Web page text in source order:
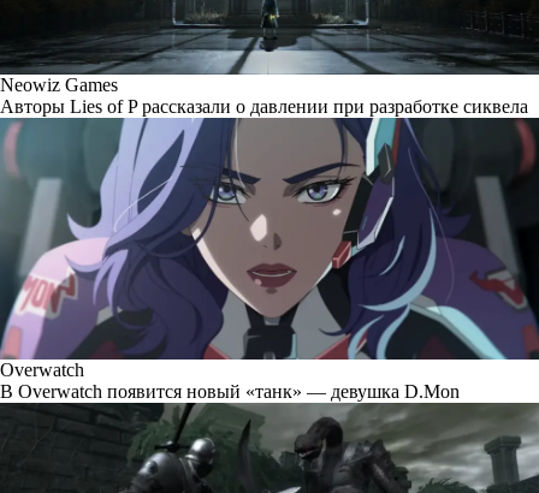
Neowiz Games
Авторы Lies of P рассказали о давлении при разработке сиквела
Overwatch
В Overwatch появится новый «танк» — девушка D.Mon